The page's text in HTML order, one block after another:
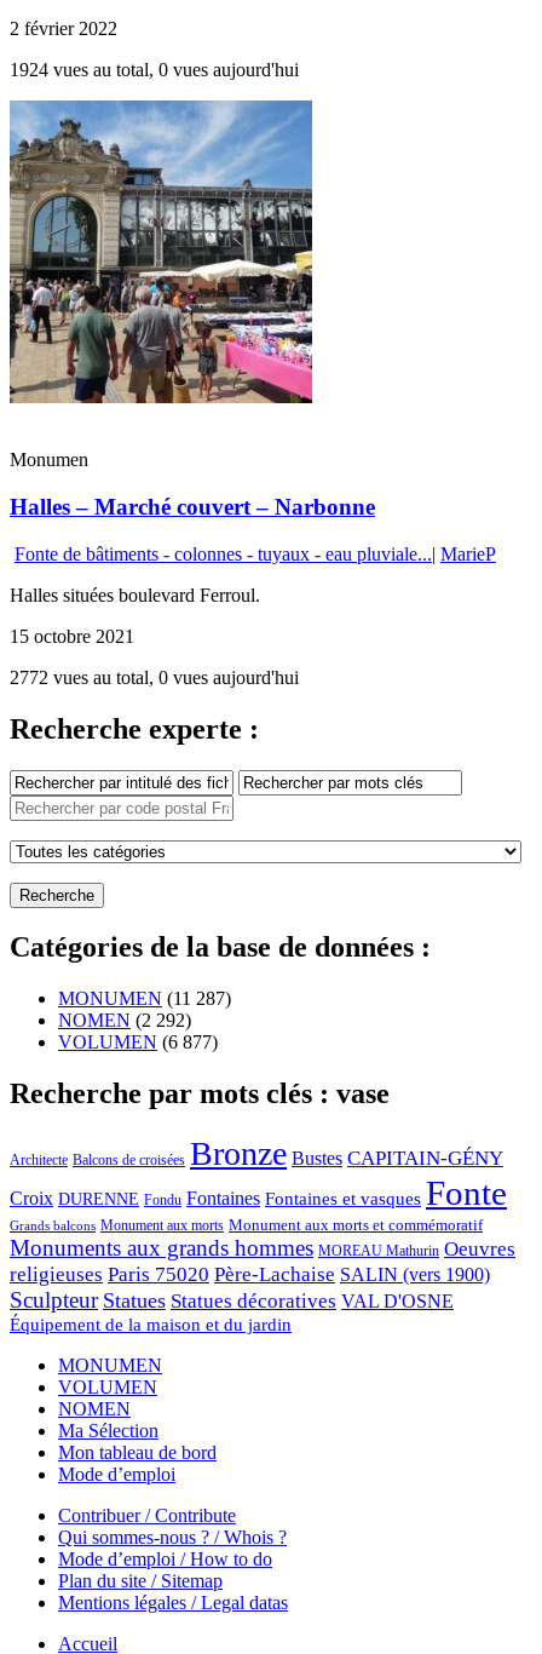
2 février 2022
1924 vues au total, 0 vues aujourd'hui
Monumen
Halles – Marché couvert – Narbonne
Fonte de bâtiments - colonnes - tuyaux - eau pluviale...| MarieP
Halles situées boulevard Ferroul.
15 octobre 2021
2772 vues au total, 0 vues aujourd'hui
Recherche experte :
Catégories de la base de données :
MONUMEN (11 287)
NOMEN (2 292)
VOLUMEN (6 877)
Recherche par mots clés : vase
Architecte Balcons de croisées Bronze Bustes CAPITAIN-GÉNY
Croix DURENNE Fondu Fontaines Fontaines et vasques Fonte
Grands balcons Monument aux morts Monument aux morts et commémoratif
Monuments aux grands hommes MOREAU Mathurin Oeuvres
religieuses Paris 75020 Père-Lachaise SALIN (vers 1900)
Sculpteur Statues Statues décoratives VAL D'OSNE
Équipement de la maison et du jardin
MONUMEN
VOLUMEN
NOMEN
Ma Sélection
Mon tableau de bord
Mode d’emploi
Contribuer / Contribute
Qui sommes-nous ? / Whois ?
Mode d’emploi / How to do
Plan du site / Sitemap
Mentions légales / Legal datas
Accueil